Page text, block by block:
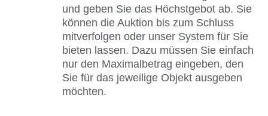
und geben Sie das Höchstgebot ab. Sie
können die Auktion bis zum Schluss
mitverfolgen oder unser System für Sie
bieten lassen. Dazu müssen Sie einfach
nur den Maximalbetrag eingeben, den
Sie für das jeweilige Objekt ausgeben
möchten.